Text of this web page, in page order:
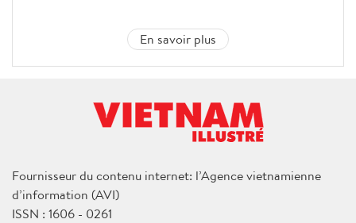
En savoir plus
Fournisseur du contenu internet: l’Agence vietnamienne
d’information (AVI)
ISSN : 1606 - 0261